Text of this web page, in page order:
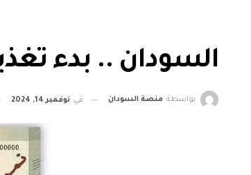
السودان .. بدء تغذية
بواسطة منصة السودان في نوفمبر 14, 2024